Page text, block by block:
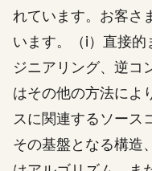
れています。お客さ
います。（i）直接
ジニアリング、逆コ
はその他の方法によ
スに関連するソース
その基盤となる構造